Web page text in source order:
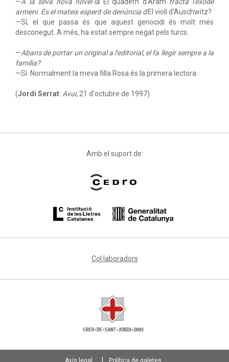
armeni. És el mateix esperit de denúncia d'El violí d'Auschwitz?
—Sí, el que passa és que aquest genocidi és molt més
desconegut. A més, ha estat sempre negat pels turcs.
—Abans de portar un original a l'editorial, el fa llegir sempre a la
família?
—Sí. Normalment la meva filla Rosa és la primera lectora.
(Jordi Serrat: Avui, 21 d'octubre de 1997)
Amb el suport de:
Col·laboradors
Avís legal Política de galetes